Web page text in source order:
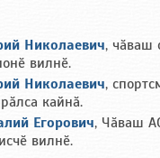
Николаевич, чӑваш
вилнӗ.
Николаевич,
кайнӑ.
Егорович, Чӑваш
вилнӗ.